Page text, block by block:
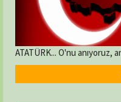
ATATÜRK... O'nu anıyoruz,